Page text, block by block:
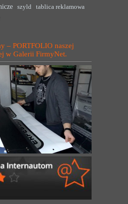
szyld tablica reklamowa
– PORTFOLIO naszej
w Galerii FirmyNet.